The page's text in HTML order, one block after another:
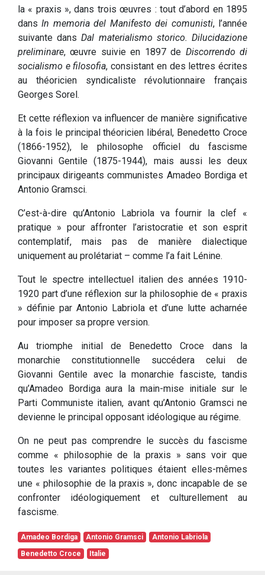
la « praxis », dans trois œuvres : tout d’abord en 1895
dansIn memoria del Manifesto dei comunisti, l’année
suivante dansDal materialismo storico. Dilucidazione
preliminare, œuvre suivie en 1897 de Discorrendo di
socialismo e filosofia, consistant en des lettres écrites
au théoricien syndicaliste révolutionnaire français
Georges Sorel.
Et cette réflexion va influencer de manière significative
à la fois le principal théoricien libéral, Benedetto Croce
(1866-1952), le philosophe officiel du fascisme
Giovanni Gentile (1875-1944), mais aussi les deux
principaux dirigeants communistes Amadeo Bordiga et
Antonio Gramsci.
C’est-à-dire qu’Antonio Labriola va fournir la clef «
pratique » pour affronter l’aristocratie et son esprit
contemplatif, mais pas de manière dialectique
uniquement au prolétariat – comme l’a fait Lénine.
Tout le spectre intellectuel italien des années 1910-
1920 part d’une réflexion sur la philosophie de « praxis
» définie par Antonio Labriola et d’une lutte acharnée
pour imposer sa propre version.
Au triomphe initial de Benedetto Croce dans la
monarchie constitutionnelle succédera celui de
Giovanni Gentile avec la monarchie fasciste, tandis
qu’Amadeo Bordiga aura la main-mise initiale sur le
Parti Communiste italien, avant qu’Antonio Gramsci ne
devienne le principal opposant idéologique au régime.
On ne peut pas comprendre le succès du fascisme
comme « philosophie de la praxis » sans voir que
toutes les variantes politiques étaient elles-mêmes
une « philosophie de la praxis », donc incapable de se
confronter idéologiquement et culturellement au
fascisme.
Amadeo Bordiga Antonio Gramsci
Antonio Labriola
Benedetto Croce
Italie